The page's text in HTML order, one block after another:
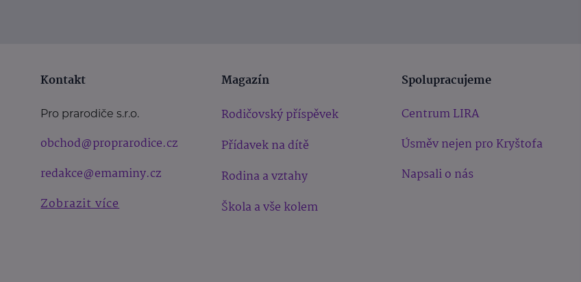
Kontakt
Pro prarodiče s.r.o.
obchod@proprarodice.cz
redakce@emaminy.cz
Zobrazit více
Magazín
Rodičovský příspěvek
Přídavek na dítě
Rodina a vztahy
Škola a vše kolem
Spolupracujeme
Centrum LIRA
Úsměv nejen pro Kryštofa
Napsali o nás